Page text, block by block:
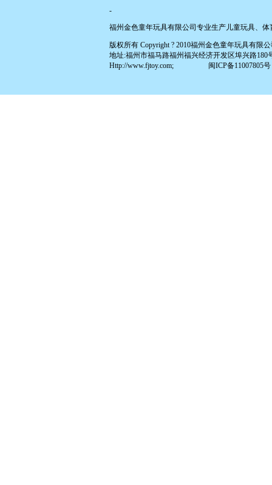
-
福州金色童年玩具有限公司专业生产儿童玩具、
版权所有 Copyright ? 2010福州金色童年玩具有限公
地址:福州市福马路福州福兴经济开发区埠兴路180
Http://www.fjtoy.com;
闽ICP备11007805号